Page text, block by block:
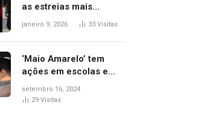
as estreias mais
aguardadas do ano?
janeiro 9, 2026 33 Visitas
‘Maio Amarelo’ tem
ações em escolas e
ruas para prevenir
acidentes no trânsito
setembro 16, 2024
29 Visitas